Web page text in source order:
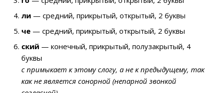
ли — средний, прикрытый, открытый, 2 буквы
че — средний, прикрытый, открытый, 2 буквы
ский — конечный, прикрытый, полузакрытый, 4
буквы
с примыкает к этому слогу, а не к предыдущему, так
как не является сонорной (непарной звонкой